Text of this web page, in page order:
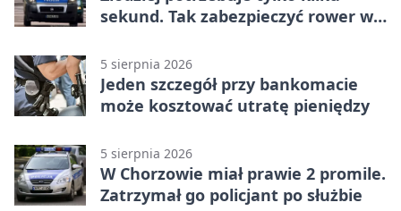
sekund. Tak zabezpieczyć rower w
5 sierpnia 2026
Jeden szczegół przy bankomacie
może kosztować utratę pieniędzy
5 sierpnia 2026
W Chorzowie miał prawie 2 promile.
Zatrzymał go policjant po służbie